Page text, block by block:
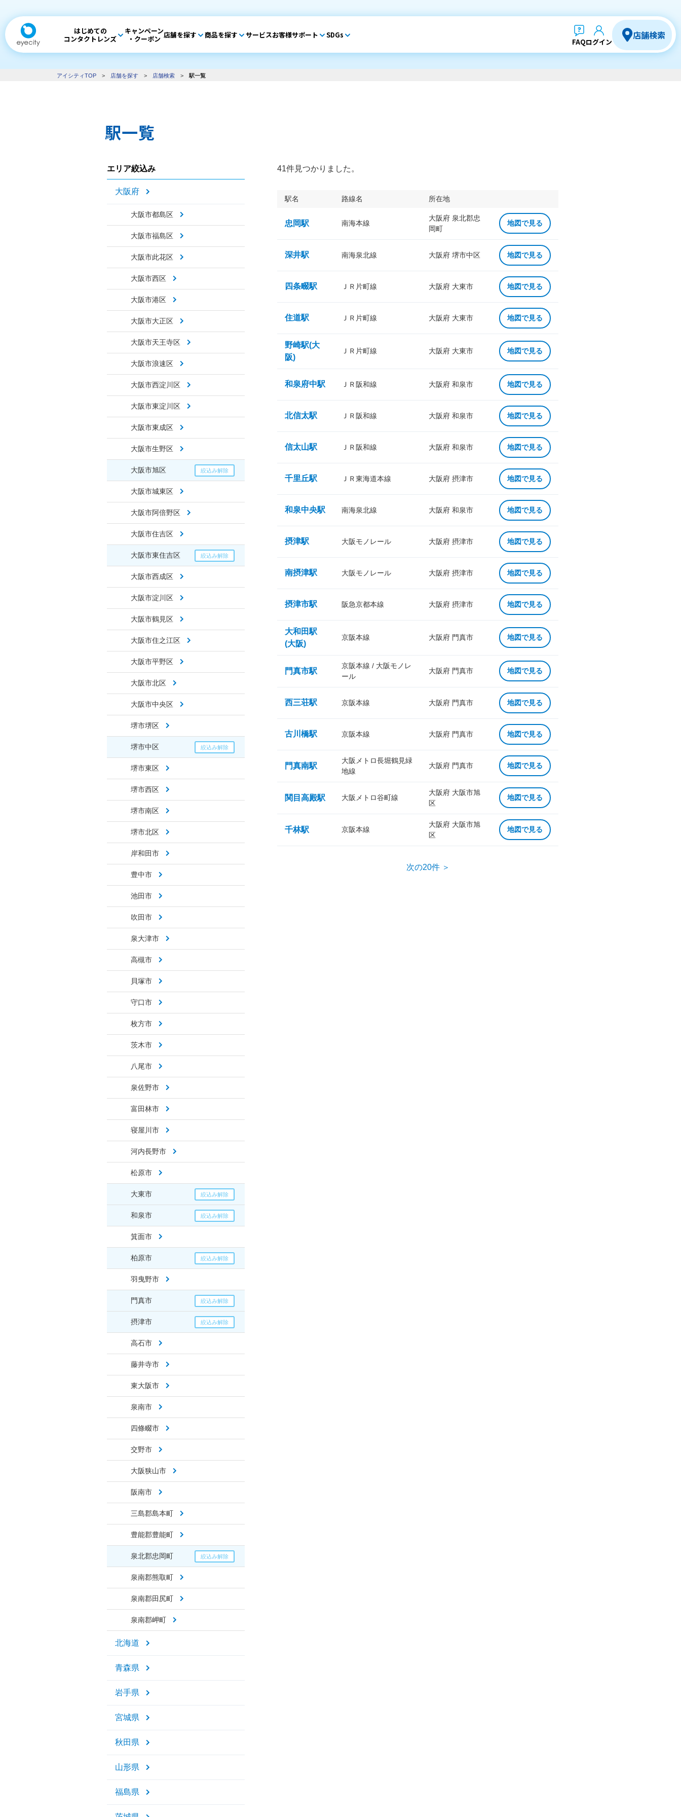
はじめての
コンタクトレンズ
キャンペーン
・クーポン 店舗を探す 商品を探す サービスお客様サポート SDGs
FAQログイン
店舗検索
アイシティTOP > 店舗を探す > 店舗検索 > 駅一覧
駅一覧
エリア絞込み
大阪府
大阪市都島区
大阪市福島区
大阪市此花区
大阪市西区
大阪市港区
大阪市大正区
大阪市天王寺区
大阪市浪速区
大阪市西淀川区
大阪市東淀川区
大阪市東成区
大阪市生野区
大阪市旭区
大阪市城東区
大阪市阿倍野区
大阪市住吉区
大阪市東住吉区
大阪市西成区
大阪市淀川区
大阪市鶴見区
大阪市住之江区
大阪市平野区
大阪市北区
大阪市中央区
堺市堺区
堺市中区
堺市東区
堺市西区
堺市南区
堺市北区
岸和田市
豊中市
池田市
吹田市
泉大津市
高槻市
貝塚市
守口市
枚方市
茨木市
八尾市
泉佐野市
富田林市
寝屋川市
河内長野市
松原市
大東市
和泉市
箕面市
柏原市
羽曳野市
門真市
摂津市
高石市
藤井寺市
東大阪市
泉南市
四條畷市
交野市
大阪狭山市
阪南市
三島郡島本町
豊能郡豊能町
泉北郡忠岡町
泉南郡熊取町
泉南郡田尻町
泉南郡岬町
北海道
青森県
岩手県
宮城県
秋田県
山形県
福島県
41件見つかりました。
駅名 路線名 所在地
忠岡駅 南海本線
大阪府 泉北郡忠
岡町
地図で見る
深井駅 南海泉北線 大阪府 堺市中区 地図で見る
四条畷駅 ＪＲ片町線 大阪府 大東市 地図で見る
住道駅 ＪＲ片町線 大阪府 大東市 地図で見る
野崎駅(大
阪)
ＪＲ片町線 大阪府 大東市 地図で見る
和泉府中駅 ＪＲ阪和線 大阪府 和泉市 地図で見る
北信太駅 ＪＲ阪和線 大阪府 和泉市 地図で見る
信太山駅 ＪＲ阪和線 大阪府 和泉市 地図で見る
千里丘駅 ＪＲ東海道本線 大阪府 摂津市 地図で見る
和泉中央駅 南海泉北線 大阪府 和泉市 地図で見る
摂津駅 大阪モノレール 大阪府 摂津市 地図で見る
南摂津駅 大阪モノレール 大阪府 摂津市 地図で見る
摂津市駅 阪急京都本線 大阪府 摂津市 地図で見る
大和田駅
(大阪)
京阪本線 大阪府 門真市 地図で見る
門真市駅
京阪本線 / 大阪モノレ
ール
大阪府 門真市 地図で見る
西三荘駅 京阪本線 大阪府 門真市 地図で見る
古川橋駅 京阪本線 大阪府 門真市 地図で見る
門真南駅
大阪メトロ長堀鶴見緑
地線
大阪府 門真市 地図で見る
関目高殿駅 大阪メトロ谷町線
大阪府 大阪市旭
区
地図で見る
千林駅 京阪本線
大阪府 大阪市旭
区
地図で見る
次の20件 ＞